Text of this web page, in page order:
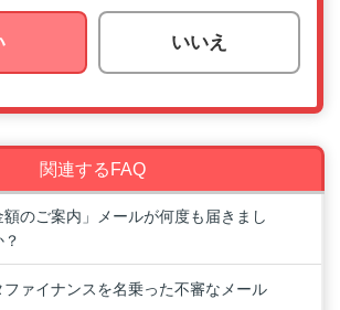
いいえ
関連するFAQ
額のご案内」メールが何度も届きまし
ファイナンスを名乗った不審なメール